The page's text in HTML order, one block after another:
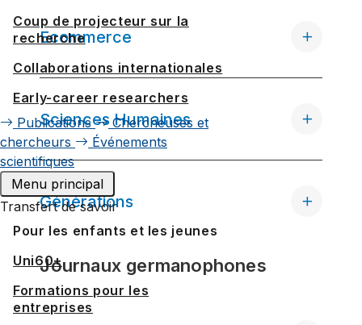
Coup de projecteur sur la
recherche
Collaborations internationales
Early-career researchers
Publications
Chercheuses et
chercheurs
Événements
scientifiques
Menu principal
Transfert de savoir
Pour les enfants et les jeunes
Uni60+
Formations pour les
entreprises
Ecommerce
Sciences Humaines
Générations
Journaux germanophones